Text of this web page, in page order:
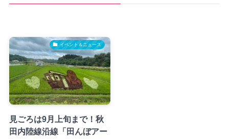
イベント＆ニュース
見ごろは9月上旬まで！秋
田内陸線沿線「田んぼアー